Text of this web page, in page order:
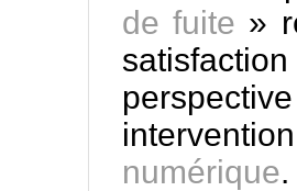
de fuite »
numérique.